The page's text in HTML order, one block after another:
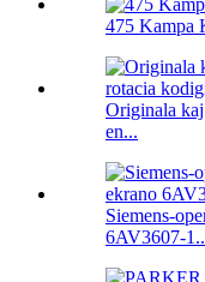
475 Kampa
Originala
en...
Siemens-
6AV3607-